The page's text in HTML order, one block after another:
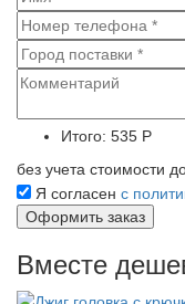
Итого: 535 Р
без учета стоимости
Я согласен с
Вместе